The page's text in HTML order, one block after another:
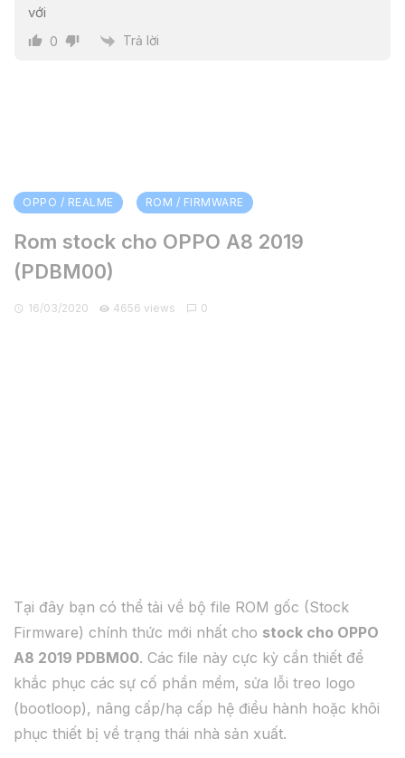
với
0 Trả lời
OPPO / REALME ROM / FIRMWARE
Rom stock cho OPPO A8 2019
(PDBM00)
16/03/2020 4656 views 0
Tại đây bạn có thể tải về bộ file ROM gốc (Stock
Firmware) chính thức mới nhất cho stock cho OPPO
A8 2019 PDBM00. Các file này cực kỳ cần thiết để
khắc phục các sự cố phần mềm, sửa lỗi treo logo
(bootloop), nâng cấp/hạ cấp hệ điều hành hoặc khôi
phục thiết bị về trạng thái nhà sản xuất.